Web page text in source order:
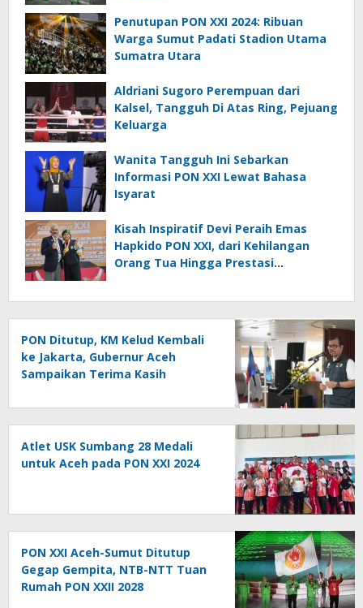
Penutupan PON XXI 2024: Ribuan
Warga Sumut Padati Stadion Utama
Sumatra Utara
Aldriani Sugoro Perempuan dari
Kalsel, Tangguh Di Atas Ring, Pejuang
Keluarga
Wanita Tangguh Ini Sebarkan
Informasi PON XXI Lewat Bahasa
Isyarat
Kisah Inspiratif Devi Peraih Emas
Hapkido PON XXI, dari Kehilangan
Orang Tua Hingga Prestasi
PON Ditutup, KM Kelud Kembali
ke Jakarta, Gubernur Aceh
Sampaikan Terima Kasih
Atlet USK Sumbang 28 Medali
untuk Aceh pada PON XXI 2024
PON XXI Aceh-Sumut Ditutup
Gegap Gempita, NTB-NTT Tuan
Rumah PON XXII 2028